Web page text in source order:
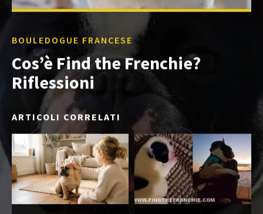
BOULEDOGUE FRANCESE
Cos’è Find the Frenchie?
Riflessioni
ARTICOLI CORRELATI